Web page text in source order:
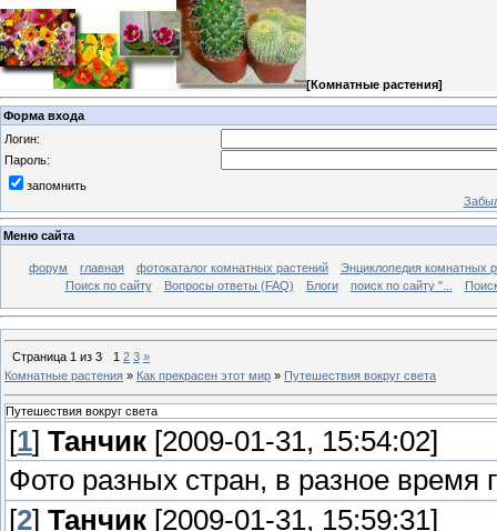
[Комнатные растения]
Форма входа
Логин:
Пароль:
запомнить
Меню сайта
форум главная фотокаталог комнатных растений
Энциклопедия комнатных
Поиск по сайту
Вопросы ответы (FAQ) Блоги поиск по сайту "...
Страница 1 из 3 1 2 3 »
Комнатные растения » Как прекрасен этот мир » Путешествия вокруг света
Путешествия вокруг света
[1] Танчик [2009-01-31, 15:54:02]
Фото разных стран, в разное время
[2] Танчик [2009-01-31, 15:59:31]